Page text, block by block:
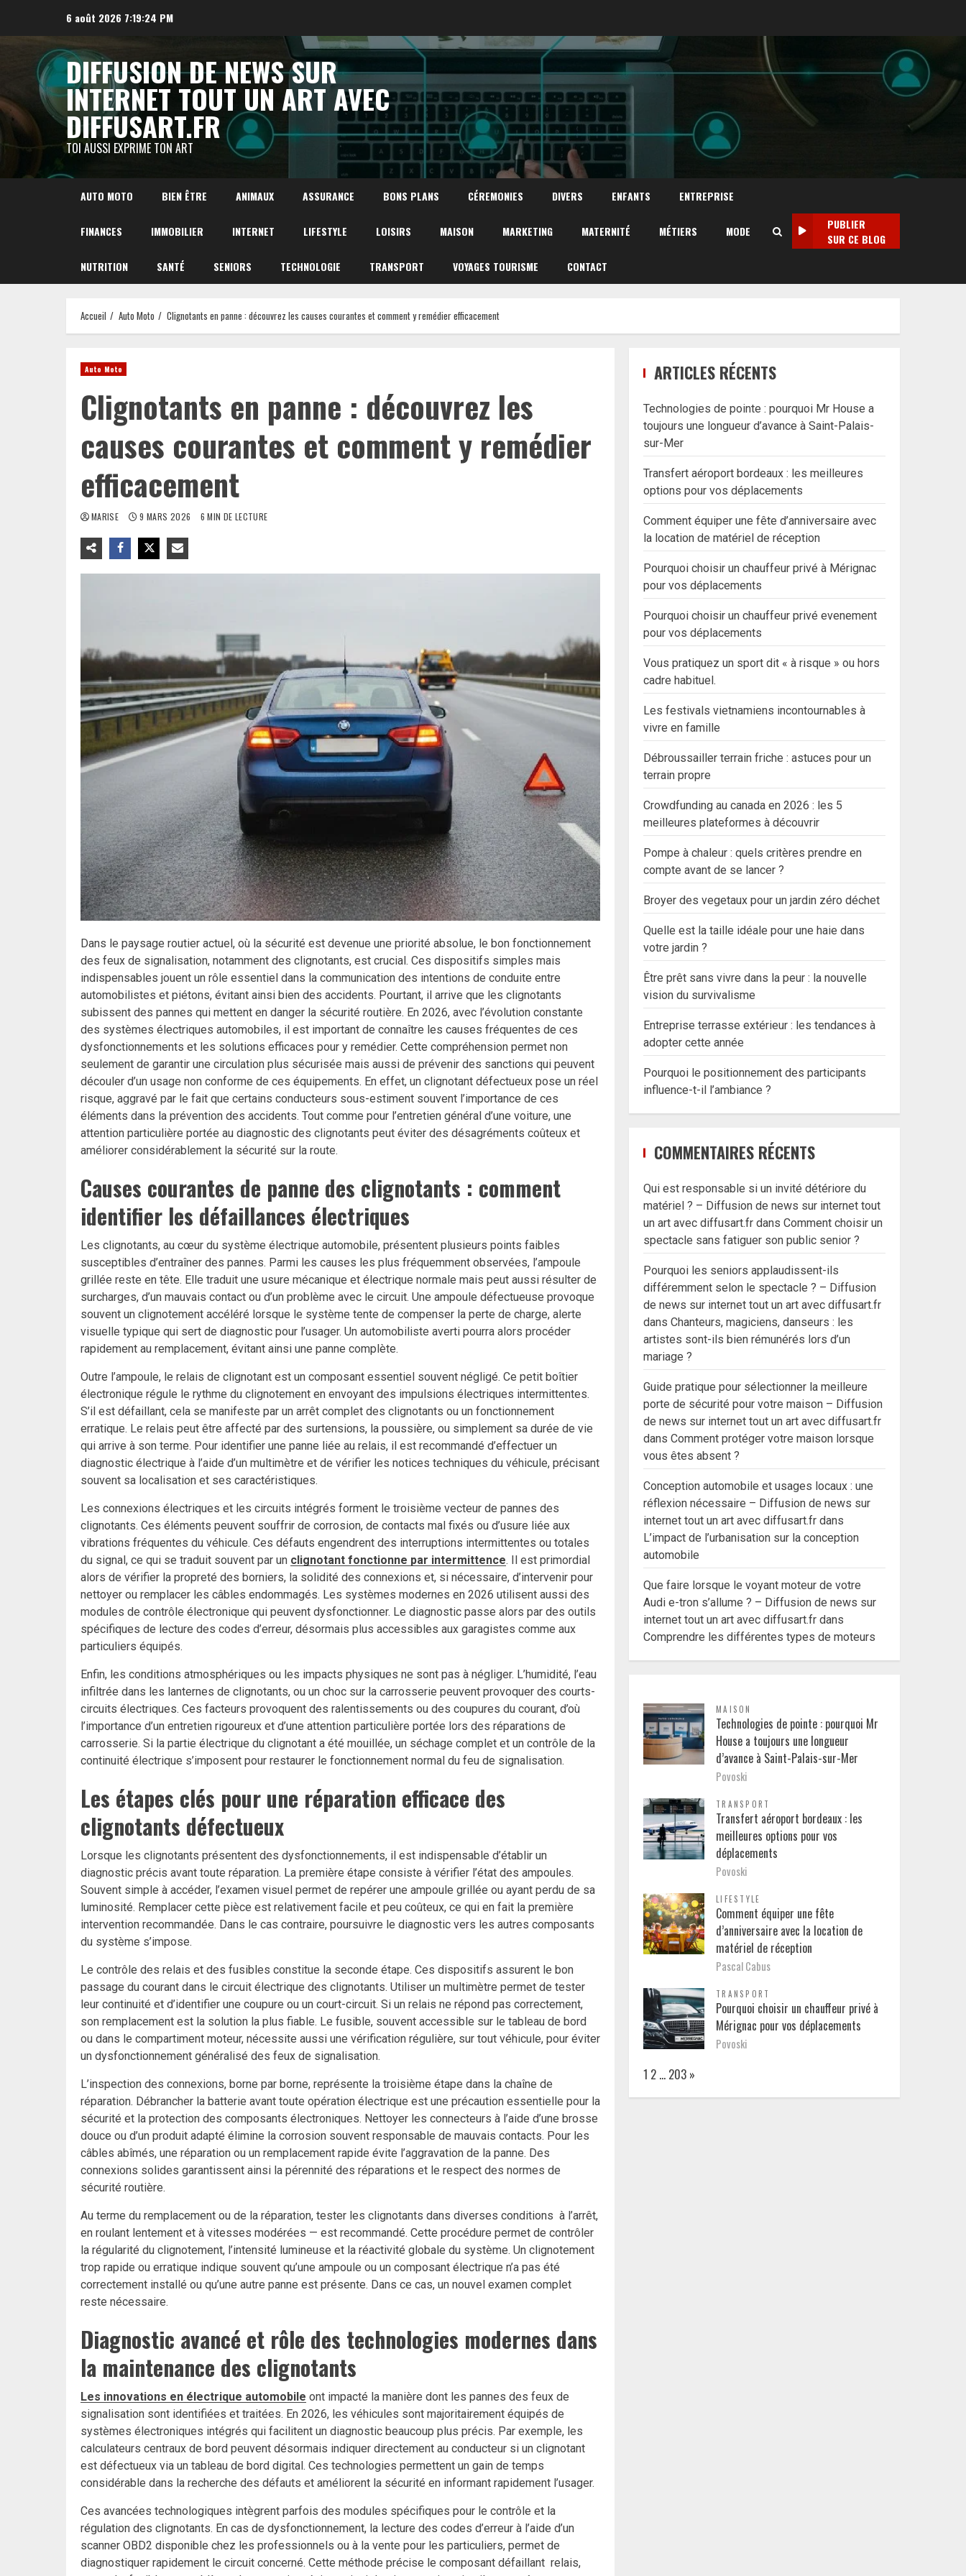
contenu
6 août 2026 7:19:25 PM
DIFFUSION DE NEWS SUR
INTERNET TOUT UN ART AVEC
DIFFUSART.FR
TOI AUSSI EXPRIME TON ART
AUTO MOTO BIEN ÊTRE ANIMAUX ASSURANCE BONS PLANS CÉREMONIES DIVERS ENFANTS ENTREPRISE
FINANCES IMMOBILIER INTERNET LIFESTYLE LOISIRS MAISON MARKETING MATERNITÉ MÉTIERS MODE
NUTRITION SANTÉ SENIORS TECHNOLOGIE TRANSPORT VOYAGES TOURISME CONTACT
PUBLIER
SUR CE BLOG
Accueil Auto Moto Clignotants en panne : découvrez les causes courantes et comment y remédier efficacement
Auto Moto
Clignotants en panne : découvrez les
causes courantes et comment y remédier
efficacement
MARISE 9 MARS 2026 6 MIN DE LECTURE
Dans le paysage routier actuel, où la sécurité est devenue une priorité absolue, le bon fonctionnement
des feux de signalisation, notamment des clignotants, est crucial. Ces dispositifs simples mais
indispensables jouent un rôle essentiel dans la communication des intentions de conduite entre
automobilistes et piétons, évitant ainsi bien des accidents. Pourtant, il arrive que les clignotants
subissent des pannes qui mettent en danger la sécurité routière. En 2026, avec l’évolution constante
des systèmes électriques automobiles, il est important de connaître les causes fréquentes de ces
dysfonctionnements et les solutions efficaces pour y remédier. Cette compréhension permet non
seulement de garantir une circulation plus sécurisée mais aussi de prévenir des sanctions qui peuvent
découler d’un usage non conforme de ces équipements. En effet, un clignotant défectueux pose un réel
risque, aggravé par le fait que certains conducteurs sous-estiment souvent l’importance de ces
éléments dans la prévention des accidents. Tout comme pour l’entretien général d’une voiture, une
attention particulière portée au diagnostic des clignotants peut éviter des désagréments coûteux et
améliorer considérablement la sécurité sur la route.
Causes courantes de panne des clignotants : comment
identifier les défaillances électriques
Les clignotants, au cœur du système électrique automobile, présentent plusieurs points faibles
susceptibles d’entraîner des pannes. Parmi les causes les plus fréquemment observées, l’ampoule
grillée reste en tête. Elle traduit une usure mécanique et électrique normale mais peut aussi résulter de
surcharges, d’un mauvais contact ou d’un problème avec le circuit. Une ampoule défectueuse provoque
souvent un clignotement accéléré lorsque le système tente de compenser la perte de charge, alerte
visuelle typique qui sert de diagnostic pour l’usager. Un automobiliste averti pourra alors procéder
rapidement au remplacement, évitant ainsi une panne complète.
Outre l’ampoule, le relais de clignotant est un composant essentiel souvent négligé. Ce petit boîtier
électronique régule le rythme du clignotement en envoyant des impulsions électriques intermittentes.
S’il est défaillant, cela se manifeste par un arrêt complet des clignotants ou un fonctionnement
erratique. Le relais peut être affecté par des surtensions, la poussière, ou simplement sa durée de vie
qui arrive à son terme. Pour identifier une panne liée au relais, il est recommandé d’effectuer un
diagnostic électrique à l’aide d’un multimètre et de vérifier les notices techniques du véhicule, précisant
souvent sa localisation et ses caractéristiques.
Les connexions électriques et les circuits intégrés forment le troisième vecteur de pannes des
clignotants. Ces éléments peuvent souffrir de corrosion, de contacts mal fixés ou d’usure liée aux
vibrations fréquentes du véhicule. Ces défauts engendrent des interruptions intermittentes ou totales
du signal, ce qui se traduit souvent par un clignotant fonctionne par intermittence. Il est primordial
alors de vérifier la propreté des borniers, la solidité des connexions et, si nécessaire, d’intervenir pour
nettoyer ou remplacer les câbles endommagés. Les systèmes modernes en 2026 utilisent aussi des
modules de contrôle électronique qui peuvent dysfonctionner. Le diagnostic passe alors par des outils
spécifiques de lecture des codes d’erreur, désormais plus accessibles aux garagistes comme aux
particuliers équipés.
Enfin, les conditions atmosphériques ou les impacts physiques ne sont pas à négliger. L’humidité, l’eau
infiltrée dans les lanternes de clignotants, ou un choc sur la carrosserie peuvent provoquer des courts-
circuits électriques. Ces facteurs provoquent des ralentissements ou des coupures du courant, d’où
l’importance d’un entretien rigoureux et d’une attention particulière portée lors des réparations de
carrosserie. Si la partie électrique du clignotant a été mouillée, un séchage complet et un contrôle de la
continuité électrique s’imposent pour restaurer le fonctionnement normal du feu de signalisation.
Les étapes clés pour une réparation efficace des
clignotants défectueux
Lorsque les clignotants présentent des dysfonctionnements, il est indispensable d’établir un
diagnostic précis avant toute réparation. La première étape consiste à vérifier l’état des ampoules.
Souvent simple à accéder, l’examen visuel permet de repérer une ampoule grillée ou ayant perdu de sa
luminosité. Remplacer cette pièce est relativement facile et peu coûteux, ce qui en fait la première
intervention recommandée. Dans le cas contraire, poursuivre le diagnostic vers les autres composants
du système s’impose.
Le contrôle des relais et des fusibles constitue la seconde étape. Ces dispositifs assurent le bon
passage du courant dans le circuit électrique des clignotants. Utiliser un multimètre permet de tester
leur continuité et d’identifier une coupure ou un court-circuit. Si un relais ne répond pas correctement,
son remplacement est la solution la plus fiable. Le fusible, souvent accessible sur le tableau de bord
ou dans le compartiment moteur, nécessite aussi une vérification régulière, sur tout véhicule, pour éviter
un dysfonctionnement généralisé des feux de signalisation.
L’inspection des connexions, borne par borne, représente la troisième étape dans la chaîne de
réparation. Débrancher la batterie avant toute opération électrique est une précaution essentielle pour la
sécurité et la protection des composants électroniques. Nettoyer les connecteurs à l’aide d’une brosse
douce ou d’un produit adapté élimine la corrosion souvent responsable de mauvais contacts. Pour les
câbles abîmés, une réparation ou un remplacement rapide évite l’aggravation de la panne. Des
connexions solides garantissent ainsi la pérennité des réparations et le respect des normes de
sécurité routière.
Au terme du remplacement ou de la réparation, tester les clignotants dans diverses conditions à l’arrêt,
en roulant lentement et à vitesses modérées — est recommandé. Cette procédure permet de contrôler
la régularité du clignotement, l’intensité lumineuse et la réactivité globale du système. Un clignotement
trop rapide ou erratique indique souvent qu’une ampoule ou un composant électrique n’a pas été
correctement installé ou qu’une autre panne est présente. Dans ce cas, un nouvel examen complet
reste nécessaire.
Diagnostic avancé et rôle des technologies modernes dans
la maintenance des clignotants
Les innovations en électrique automobile ont impacté la manière dont les pannes des feux de
signalisation sont identifiées et traitées. En 2026, les véhicules sont majoritairement équipés de
systèmes électroniques intégrés qui facilitent un diagnostic beaucoup plus précis. Par exemple, les
calculateurs centraux de bord peuvent désormais indiquer directement au conducteur si un clignotant
est défectueux via un tableau de bord digital. Ces technologies permettent un gain de temps
considérable dans la recherche des défauts et améliorent la sécurité en informant rapidement l’usager.
Ces avancées technologiques intègrent parfois des modules spécifiques pour le contrôle et la
régulation des clignotants. En cas de dysfonctionnement, la lecture des codes d’erreur à l’aide d’un
scanner OBD2 disponible chez les professionnels ou à la vente pour les particuliers, permet de
diagnostiquer rapidement le circuit concerné. Cette méthode précise le composant défaillant relais,
ARTICLES RÉCENTS
Technologies de pointe : pourquoi Mr House a
toujours une longueur d’avance à Saint-Palais-
sur-Mer
Transfert aéroport bordeaux : les meilleures
options pour vos déplacements
Comment équiper une fête d’anniversaire avec
la location de matériel de réception
Pourquoi choisir un chauffeur privé à Mérignac
pour vos déplacements
Pourquoi choisir un chauffeur privé evenement
pour vos déplacements
Vous pratiquez un sport dit « à risque » ou hors
cadre habituel.
Les festivals vietnamiens incontournables à
vivre en famille
Débroussailler terrain friche : astuces pour un
terrain propre
Crowdfunding au canada en 2026 : les 5
meilleures plateformes à découvrir
Pompe à chaleur : quels critères prendre en
compte avant de se lancer ?
Broyer des vegetaux pour un jardin zéro déchet
Quelle est la taille idéale pour une haie dans
votre jardin ?
Être prêt sans vivre dans la peur : la nouvelle
vision du survivalisme
Entreprise terrasse extérieur : les tendances à
adopter cette année
Pourquoi le positionnement des participants
influence-t-il l’ambiance ?
COMMENTAIRES RÉCENTS
Qui est responsable si un invité détériore du
matériel ? – Diffusion de news sur internet tout
un art avec diffusart.fr dansComment choisir un
spectacle sans fatiguer son public senior ?
Pourquoi les seniors applaudissent-ils
différemment selon le spectacle ? – Diffusion
de news sur internet tout un art avec diffusart.fr
dansChanteurs, magiciens, danseurs : les
artistes sont-ils bien rémunérés lors d’un
mariage ?
Guide pratique pour sélectionner la meilleure
porte de sécurité pour votre maison – Diffusion
de news sur internet tout un art avec diffusart.fr
dansComment protéger votre maison lorsque
vous êtes absent ?
Conception automobile et usages locaux : une
réflexion nécessaire – Diffusion de news sur
internet tout un art avec diffusart.fr dans
L’impact de l’urbanisation sur la conception
automobile
Que faire lorsque le voyant moteur de votre
Audi e-tron s’allume ? – Diffusion de news sur
internet tout un art avec diffusart.fr dans
Comprendre les différentes types de moteurs
MAISON
Technologies de pointe : pourquoi Mr
House a toujours une longueur
d’avance à Saint-Palais-sur-Mer
Povoski
TRANSPORT
Transfert aéroport bordeaux : les
meilleures options pour vos
déplacements
Povoski
LIFESTYLE
Comment équiper une fête
d’anniversaire avec la location de
matériel de réception
Pascal Cabus
TRANSPORT
Pourquoi choisir un chauffeur privé à
Mérignac pour vos déplacements
Povoski
Page:
1 2 … 203 Next
»